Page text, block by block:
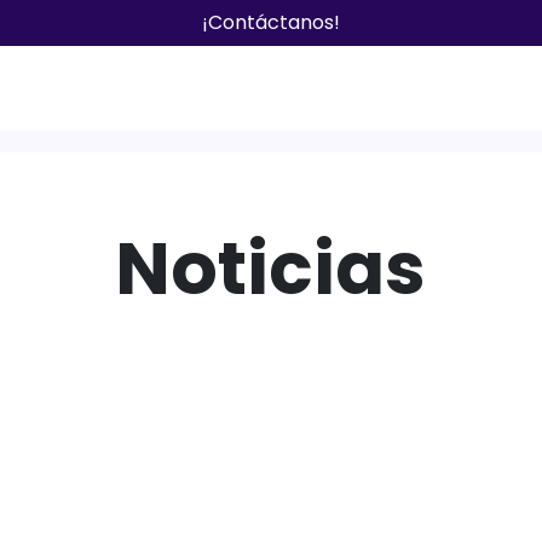
¡Contáctanos!
Noticias